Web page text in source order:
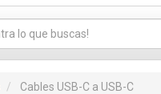
Cables USB-C a USB-C